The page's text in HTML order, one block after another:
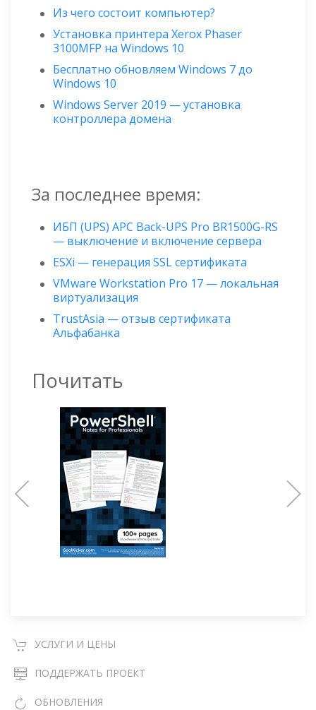
Из чего состоит компьютер?
Установка принтера Xerox Phaser
3100MFP на Windows 10
Бесплатно обновляем Windows 7 до
Windows 10
Windows Server 2019 — установка
контроллера домена
За последнее время:
ИБП (UPS) APC Back-UPS Pro BR1500G-RS
— выключение и включение сервера
ESXi — генерация SSL сертификата
VMware Workstation Pro 17 — локальная
виртуализация
TrustAsia — отзыв сертификата
Альфабанка
Почитать
УСЛУГИ И ЦЕНЫ
ПОДДЕРЖАТЬ ПРОЕКТ
ОБНОВЛЕНИЯ